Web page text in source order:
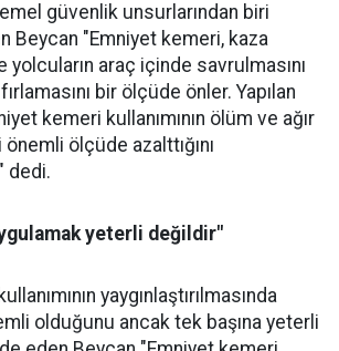
güvenlik unsurlarından biri
Beycan "Emniyet kemeri, kaza
yolcuların araç içinde savrulmasını
bir ölçüde önler. Yapılan
kemeri kullanımının ölüm ve ağır
ölçüde azalttığını
dedi.
yeterli değildir"
yaygınlaştırılmasında
olduğunu ancak tek başına yeterli